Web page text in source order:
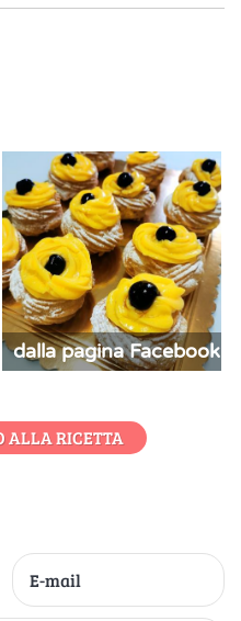
dalla pagina Facebook
ALLA RICETTA